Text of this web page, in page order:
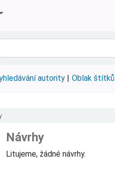
autority Oblak štítků
Návrhy
Litujeme, žádné návrhy.